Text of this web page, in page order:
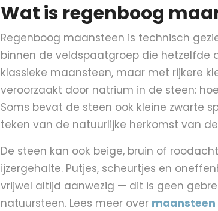
Wat is regenboog
Regenboog maansteen is technisch
binnen de veldspaatgroep die
klassieke maansteen, maar met rijkere
veroorzaakt door natrium in de steen:
Soms bevat de steen ook kleine zwarte
teken van de natuurlijke herkomst van
De steen kan ook beige, bruin of
ijzergehalte. Putjes, scheurtjes en
vrijwel altijd aanwezig — dit is geen
natuursteen. Lees meer over maansteen